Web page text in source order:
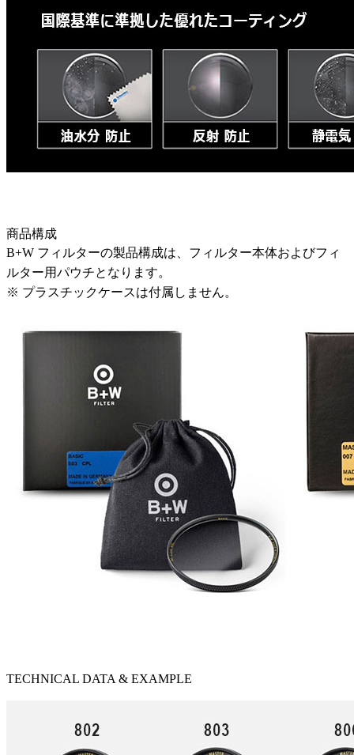
商品構成
B+W フィルターの製品構成は、フィルター本体およびフィ
ルター用パウチとなります。
※ プラスチックケースは付属しません。
TECHNICAL DATA & EXAMPLE